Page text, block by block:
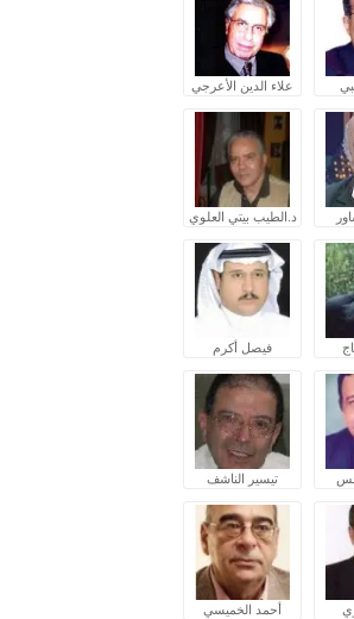
علاء الدين الأعرجي
د.الطيب بيتي العلوي
فيصل أكرم
تيسير الناشف
أحمد الخميسي